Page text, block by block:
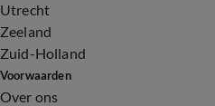
Utrecht
Zeeland
Zuid-Holland
Voorwaarden
Over ons